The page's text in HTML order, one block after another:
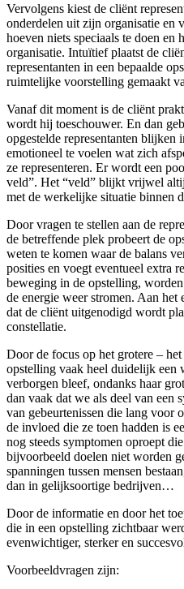
Vervolgens kiest de cliënt
onderdelen uit zijn organisatie en
hoeven niets speciaals te doen en
organisatie. Intuïtief plaatst de
representanten in een bepaalde
ruimtelijke voorstelling gemaakt
Vanaf dit moment is de cliënt
wordt hij toeschouwer. En dan
opgestelde representanten blijken
emotioneel te voelen wat zich
ze representeren. Er wordt een
veld”. Het “veld” blijkt vrijwel
met de werkelijke situatie binnen
Door vragen te stellen aan de
de betreffende plek probeert de
weten te komen waar de balans
posities en voegt eventueel extra
beweging in de opstelling,
de energie weer stromen. Aan
dat de cliënt uitgenodigd wordt
constellatie.
Door de focus op het grotere –
opstelling vaak heel duidelijk een
verborgen bleef, ondanks haar
dan vaak dat we als deel van een
van gebeurtenissen die lang voor
de invloed die ze toen hadden is
nog steeds symptomen oproept
bijvoorbeeld doelen niet worden
spanningen tussen mensen
dan in gelijksoortige bedrijven…
Door de informatie en door het
die in een opstelling zichtbaar
evenwichtiger, sterker en
Voorbeeldvragen zijn: